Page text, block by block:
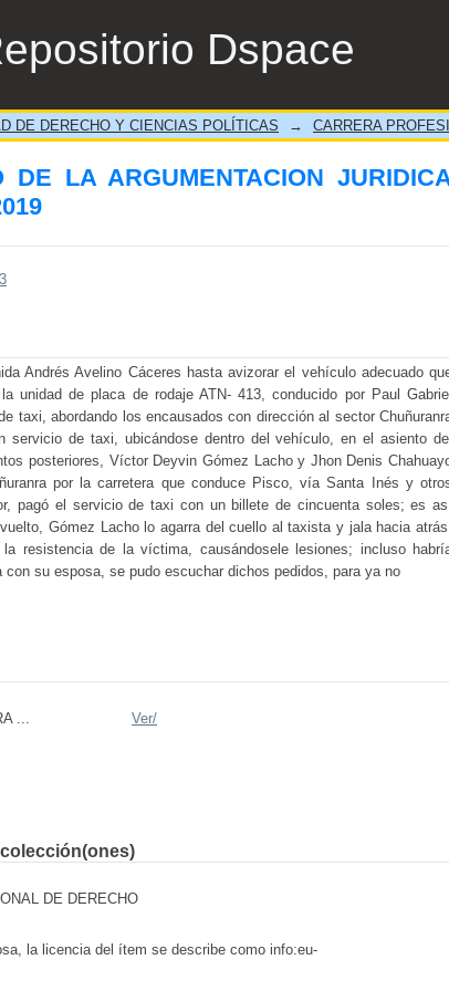
Dspace
LA ARGUMENTACION JURIDICA
DE DERECHO Y CIENCIAS POLÍTICAS → CARRERA
LA ARGUMENTACION
Andrés Avelino Cáceres hasta avizorar el vehículo adecuado
de placa de rodaje ATN- 413, conducido por Paul Gabriel
taxi, abordando los encausados con dirección al sector
servicio de taxi, ubicándose dentro del vehículo, en el asiento del
posteriores, Víctor Deyvin Gómez Lacho y Jhon Denis
por la carretera que conduce Pisco, vía Santa Inés y
pagó el servicio de taxi con un billete de cincuenta soles; es
Gómez Lacho lo agarra del cuello al taxista y jala hacia
resistencia de la víctima, causándosele lesiones; incluso
su esposa, se pudo escuchar dichos pedidos, para ya no
...
Ver/
DE DERECHO
la licencia del ítem se describe como info:eu-